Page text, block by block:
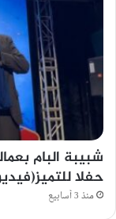
شبيبة البام
حفلا
منذ 3 أسابيع